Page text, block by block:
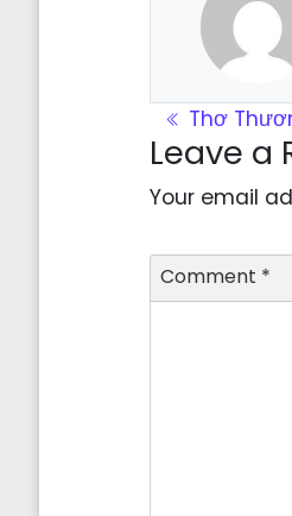
Post
Thơ
Leave a
Your email
Comment *